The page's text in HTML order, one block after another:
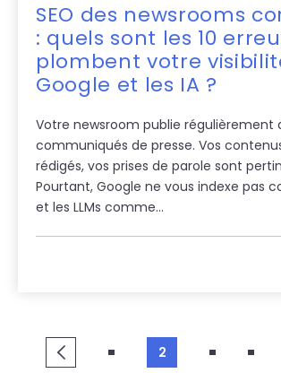
SEO des newsrooms
: quels sont les 10
plombent votre
Google et les IA ?
Votre newsroom publie régulièrement
communiqués de presse. Vos
rédigés, vos prises de parole sont
Pourtant, Google ne vous indexe pas
et les LLMs comme...
2